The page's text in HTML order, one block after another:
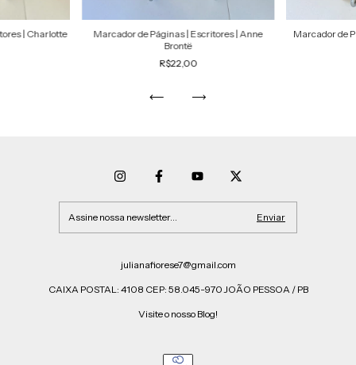
| Charlotte
Marcador de Páginas | Escritores | Anne
Brontë
R$22,00
Marcador de
julianafiorese7@gmail.com
CAIXA POSTAL: 4108 CEP: 58.045-970 JOÃO PESSOA / PB
Visite o nosso Blog!